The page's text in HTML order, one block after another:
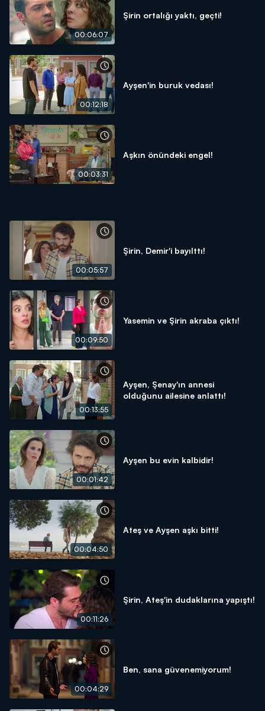
00:06:07
Şirin ortalığı yaktı, geçti!
00:12:18
Ayşen'in buruk vedası!
00:03:31
Aşkın önündeki engel!
00:05:57
Şirin, Demir'i bayılttı!
00:09:50
Yasemin ve Şirin akraba çıktı!
00:13:55
Ayşen, Şenay'ın annesi
olduğunu ailesine anlattı!
00:01:42
Ayşen bu evin kalbidir!
00:04:50
Ateş ve Ayşen aşkı bitti!
00:11:26
Şirin, Ateş'in dudaklarına yapıştı!
00:04:29
Ben, sana güvenemiyorum!